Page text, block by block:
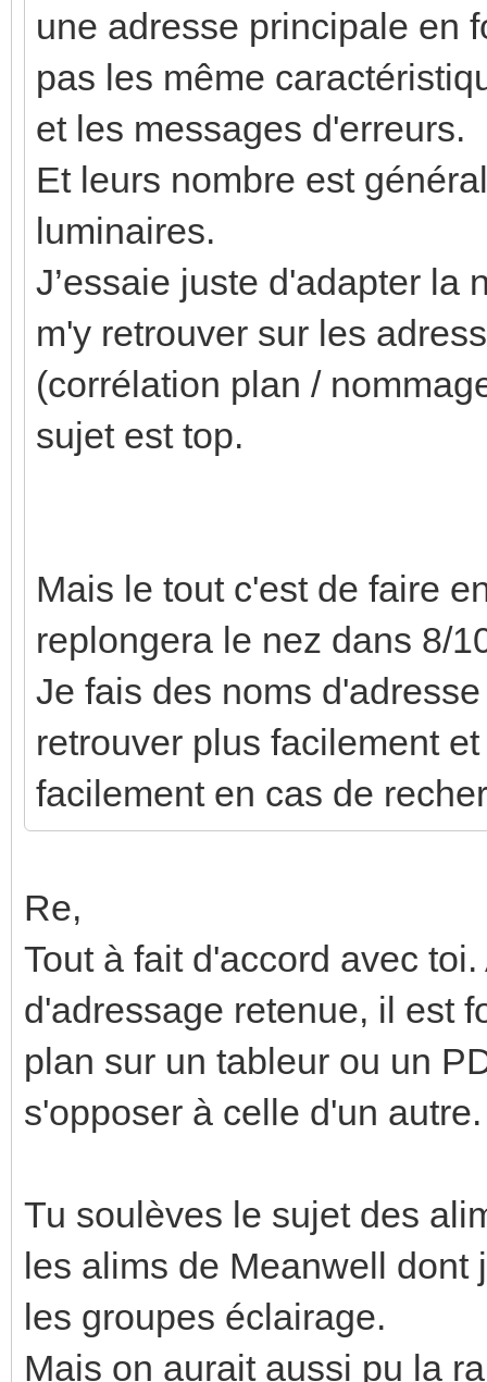
une adresse principale en
pas les même
et les messages d'erreurs.
Et leurs nombre est
luminaires.
J’essaie juste d'adapter la
m'y retrouver sur les
(corrélation plan /
sujet est top.
Mais le tout c'est de faire
replongera le nez dans 8/
Je fais des noms
retrouver plus facilement
facilement en cas de
Re,
Tout à fait d'accord avec
d'adressage retenue, il est
plan sur un tableur ou un
s'opposer à celle d'un autre.
Tu soulèves le sujet des
les alims de Meanwell dont
les groupes éclairage.
Mais on aurait aussi pu la